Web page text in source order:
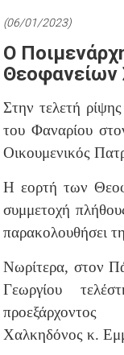
(06/01/2023)
Ο
Θεοφανείων
Στην τελετή
του Φαναρίου
Οικουμενικός
Η εορτή των
συμμετοχή
παρακολουθήσει
Νωρίτερα, στον
Γεωργίου
Χαλκηδόνος κ.